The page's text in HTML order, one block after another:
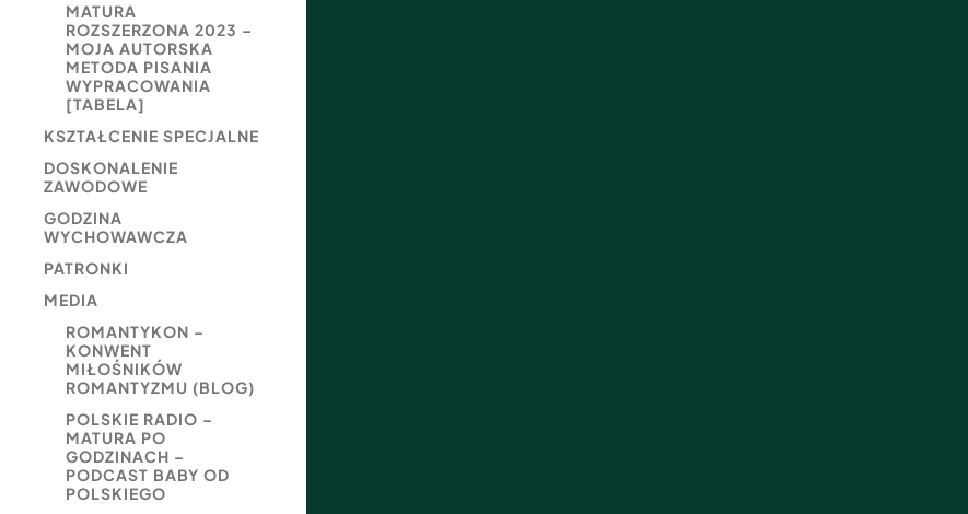
MATURA
ROZSZERZONA 2023 –
MOJA AUTORSKA
METODA PISANIA
WYPRACOWANIA
[TABELA]
KSZTAŁCENIE SPECJALNE
DOSKONALENIE
ZAWODOWE
GODZINA
WYCHOWAWCZA
PATRONKI
MEDIA
ROMANTYKON –
KONWENT
MIŁOŚNIKÓW
ROMANTYZMU (BLOG)
POLSKIE RADIO –
MATURA PO
GODZINACH –
PODCAST BABY OD
POLSKIEGO